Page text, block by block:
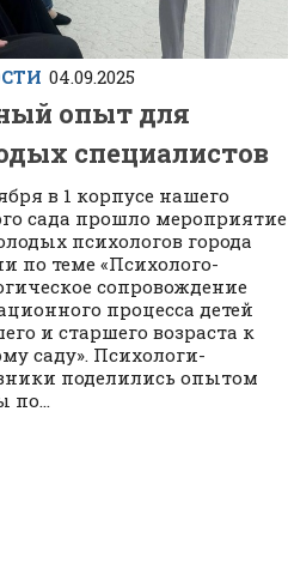
04.09.2025
опыт для
специалистов
в 1 корпусе нашего
сада прошло мероприятие
психологов города
по теме «Психолого-
сопровождение
процесса детей
и старшего возраста к
саду». Психологи-
поделились опытом
по...